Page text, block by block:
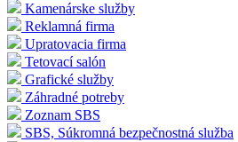
Kamenárske služby
Reklamná firma
Upratovacia firma
Tetovací salón
Grafické služby
Záhradné potreby
Zoznam SBS
SBS, Súkromná bezpečnostná služba